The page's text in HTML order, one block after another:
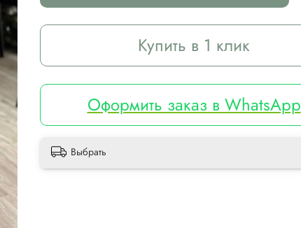
Купить в 1 клик
Оформить заказ в WhatsApp
Выбрать